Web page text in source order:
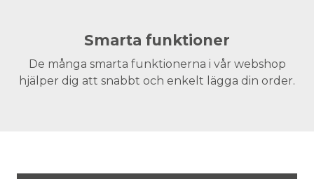
Smarta funktioner
De många smarta funktionerna i vår webshop
hjälper dig att snabbt och enkelt lägga din order.